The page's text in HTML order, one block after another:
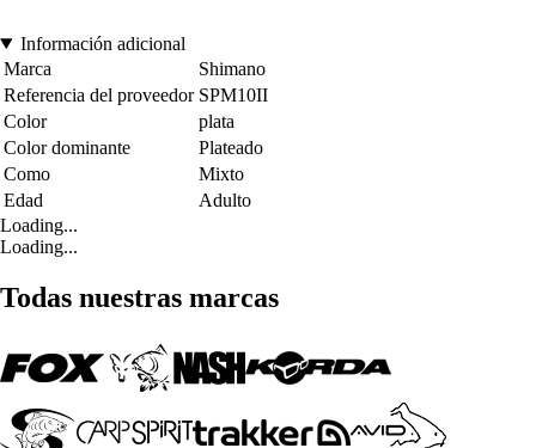
Información adicional
Marca
Shimano
Referencia del proveedor SPM10II
Color
plata
Color dominante
Plateado
Como
Mixto
Edad
Adulto
Loading...
Loading...
Todas nuestras marcas